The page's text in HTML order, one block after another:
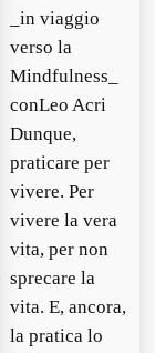
_in viaggio
verso la
Mindfulness_
conLeo Acri
Dunque,
praticare per
vivere. Per
vivere la vera
vita, per non
sprecare la
vita. E, ancora,
la pratica lo